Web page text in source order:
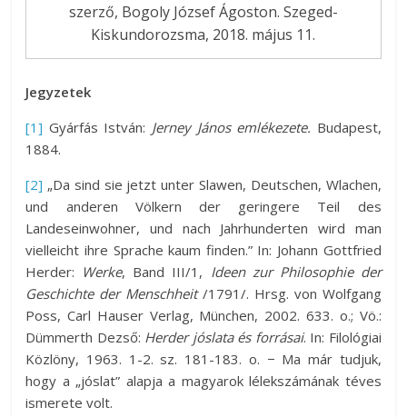
szerző, Bogoly József Ágoston. Szeged-
Kiskundorozsma, 2018. május 11.
Jegyzetek
[1] Gyárfás István: Jerney János emlékezete. Budapest,
1884.
[2] „Da sind sie jetzt unter Slawen, Deutschen, Wlachen,
und anderen Völkern der geringere Teil des
Landeseinwohner, und nach Jahrhunderten wird man
vielleicht ihre Sprache kaum finden.” In: Johann Gottfried
Herder: Werke, Band III/1, Ideen zur Philosophie der
Geschichte der Menschheit/1791/. Hrsg. von Wolfgang
Poss, Carl Hauser Verlag, München, 2002. 633. o.; Vö.:
Dümmerth Dezső: Herder jóslata és forrásai. In: Filológiai
Közlöny, 1963. 1-2. sz. 181-183. o. − Ma már tudjuk,
hogy a „jóslat” alapja a magyarok lélekszámának téves
ismerete volt.